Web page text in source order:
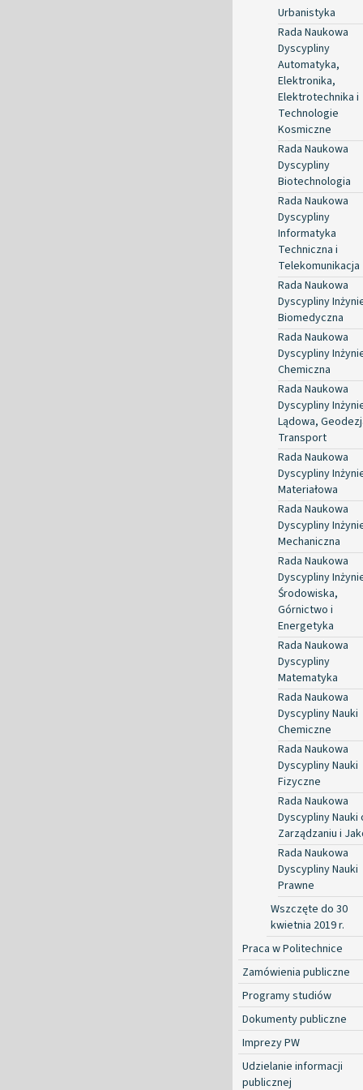
Urbanistyka
Rada Naukowa
Dyscypliny
Automatyka,
Elektronika,
Elektrotechnika i
Technologie
Kosmiczne
Rada Naukowa
Dyscypliny
Biotechnologia
Rada Naukowa
Dyscypliny
Informatyka
Techniczna i
Telekomunikacja
Rada Naukowa
Dyscypliny
Biomedyczna
Rada Naukowa
Dyscypliny
Chemiczna
Rada Naukowa
Dyscypliny
Lądowa,
Transport
Rada Naukowa
Dyscypliny
Materiałowa
Rada Naukowa
Dyscypliny
Mechaniczna
Rada Naukowa
Dyscypliny
Środowiska,
Górnictwo i
Energetyka
Rada Naukowa
Dyscypliny
Matematyka
Rada Naukowa
Dyscypliny Nauki
Chemiczne
Rada Naukowa
Dyscypliny Nauki
Fizyczne
Rada Naukowa
Dyscypliny Nauki
Zarządzaniu i
Rada Naukowa
Dyscypliny Nauki
Prawne
Wszczęte do 30
kwietnia 2019 r.
Praca w Politechnice
Zamówienia publiczne
Programy studiów
Dokumenty publiczne
Imprezy PW
Udzielanie informacji
publicznej